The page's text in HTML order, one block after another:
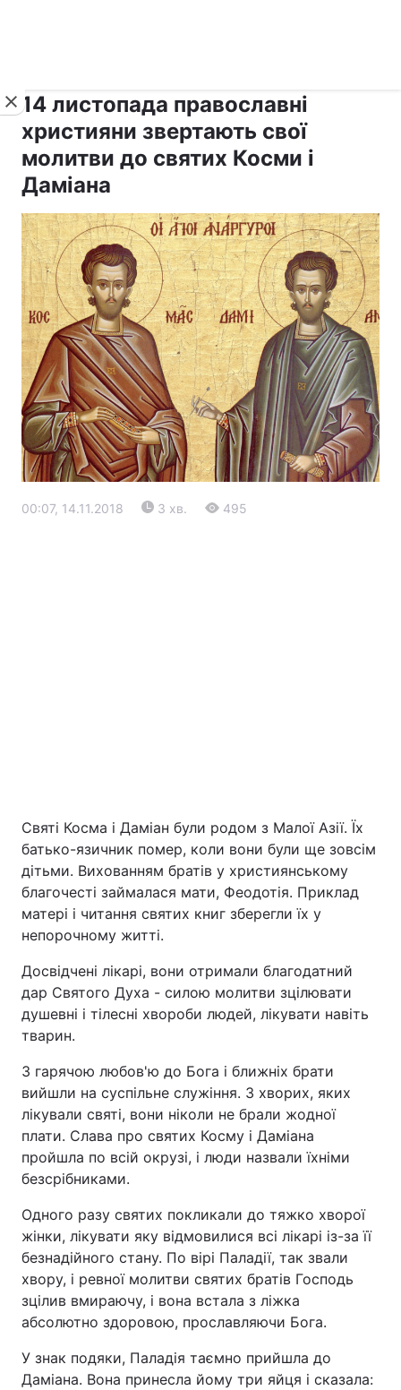
Київ Львів
Дніпро Харків
Одеса
Спорт Наука
Техно і зв'язок
Зброя Інциденти
Здоров'я Туризм
Цікавинки
Відео з Youtube Статті
Інтерв'ю Думки
Архів Вакансії
Контакти
14 листопада православні
християни звертають свої
молитви до святих Косми і
Даміана
00:07, 14.11.2018 3 хв. 495
Святі Косма і Даміан були родом з Малої Азії. Їх
батько-язичник помер, коли вони були ще зовсім
дітьми. Вихованням братів у християнському
благочесті займалася мати, Феодотія. Приклад
матері і читання святих книг зберегли їх у
непорочному житті.
Досвідчені лікарі, вони отримали благодатний
дар Святого Духа - силою молитви зцілювати
душевні і тілесні хвороби людей, лікувати навіть
тварин.
З гарячою любов'ю до Бога і ближніх брати
вийшли на суспільне служіння. З хворих, яких
лікували святі, вони ніколи не брали жодної
плати. Слава про святих Косму і Даміана
пройшла по всій окрузі, і люди назвали їхніми
безсрібниками.
Одного разу святих покликали до тяжко хворої
жінки, лікувати яку відмовилися всі лікарі із-за її
безнадійного стану. По вірі Паладії, так звали
хвору, і ревної молитви святих братів Господь
зцілив вмираючу, і вона встала з ліжка
абсолютно здоровою, прославляючи Бога.
У знак подяки, Паладія таємно прийшла до
Даміана. Вона принесла йому три яйця і сказала: